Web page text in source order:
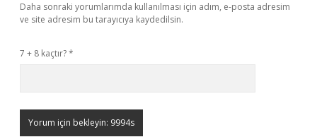
Daha sonraki yorumlarımda kullanılması için adım, e-posta adresim
ve site adresim bu tarayıcıya kaydedilsin.
7 + 8 kaçtır?*